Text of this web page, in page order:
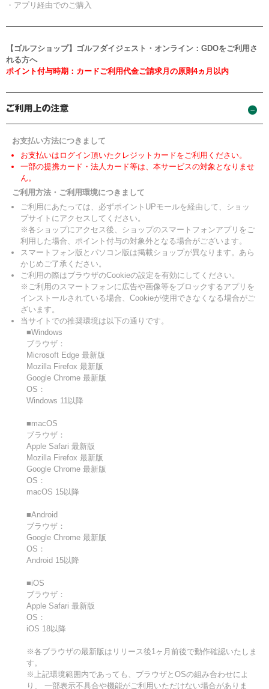
・アプリ経由でのご購入
【ゴルフショップ】ゴルフダイジェスト・オンライン：GDOをご利用さ
れる方へ
ポイント付与時期：カードご利用代金ご請求月の原則4ヵ月以内
お支払い方法につきまして
お支払いはログイン頂いたクレジットカードをご利用ください。
一部の提携カード・法人カード等は、本サービスの対象となりませ
ん。
ご利用方法・ご利用環境につきまして
ご利用にあたっては、必ずポイントUPモールを経由して、ショッ
プサイトにアクセスしてください。
※各ショップにアクセス後、ショップのスマートフォンアプリをご
利用した場合、ポイント付与の対象外となる場合がございます。
スマートフォン版とパソコン版は掲載ショップが異なります。あら
かじめご了承ください。
ご利用の際はブラウザのCookieの設定を有効にしてください。
※ご利用のスマートフォンに広告や画像等をブロックするアプリを
インストールされている場合、Cookieが使用できなくなる場合がご
ざいます。
当サイトでの推奨環境は以下の通りです。
■Windows
ブラウザ：
Microsoft Edge 最新版
Mozilla Firefox 最新版
Google Chrome 最新版
OS：
Windows 11以降
■macOS
ブラウザ：
Apple Safari 最新版
Mozilla Firefox 最新版
Google Chrome 最新版
OS：
macOS 15以降
■Android
ブラウザ：
Google Chrome 最新版
OS：
Android 15以降
■iOS
ブラウザ：
Apple Safari 最新版
OS：
iOS 18以降
※各ブラウザの最新版はリリース後1ヶ月前後で動作確認いたしま
す。
※上記環境範囲内であっても、ブラウザとOSの組み合わせによ
り、 一部表示不具合や機能がご利用いただけない場合がありま